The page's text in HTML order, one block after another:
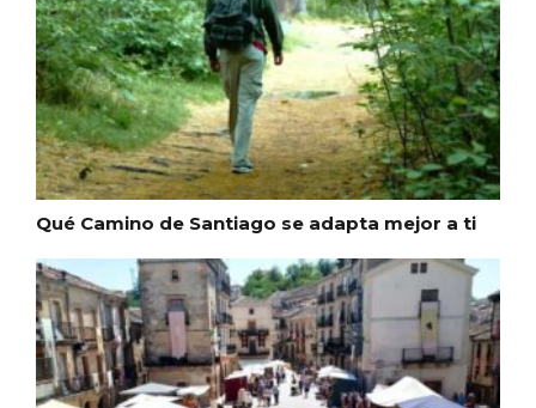
Qué Camino de Santiago se adapta mejor a ti
La zonificación como recurso turístico
de la Ruta del Vino de Rueda